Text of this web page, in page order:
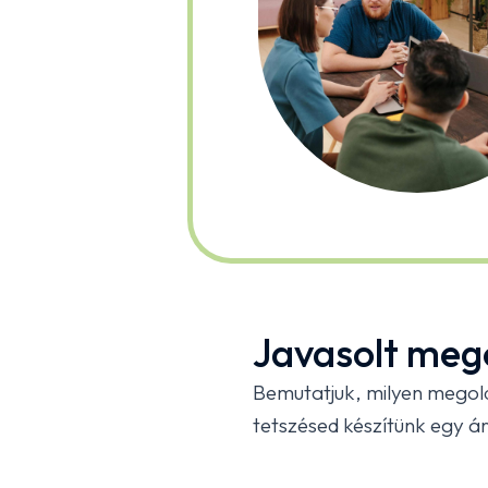
Javasolt
Bemutatjuk, milyen
tetszésed készítünk egy